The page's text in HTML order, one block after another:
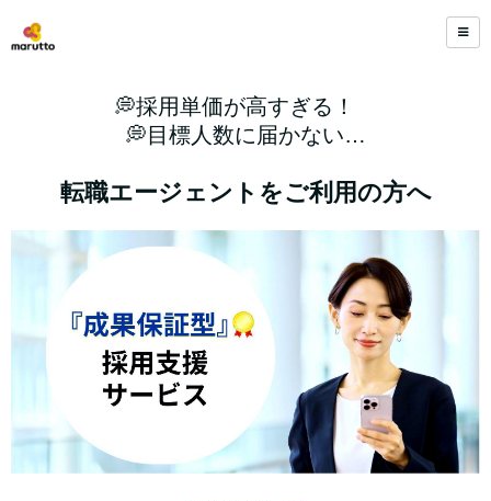
💭採用単価が高すぎる！
💭目標人数に届かない…
転職エージェントをご利用の方へ